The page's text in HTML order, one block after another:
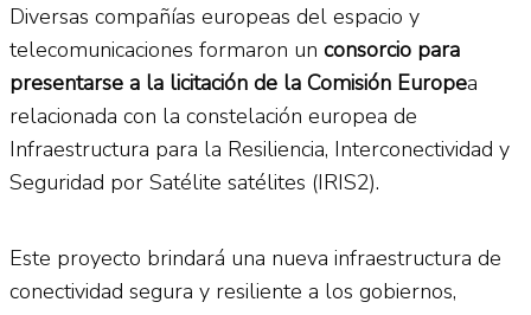
Diversas compañías europeas del espacio y
telecomunicaciones formaron un consorcio para
presentarse a la licitación de la Comisión Europea
relacionada con la constelación europea de
Infraestructura para la Resiliencia, Interconectividad y
Seguridad por Satélite satélites (IRIS2).
Este proyecto brindará una nueva infraestructura de
conectividad segura y resiliente a los gobiernos,